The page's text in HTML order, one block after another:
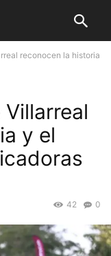
reconocen la historia
y el
0
42